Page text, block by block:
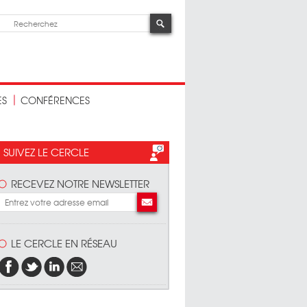
CONFÉRENCES
SUIVEZ LE CERCLE
RECEVEZ NOTRE NEWSLETTER
LE CERCLE EN RÉSEAU